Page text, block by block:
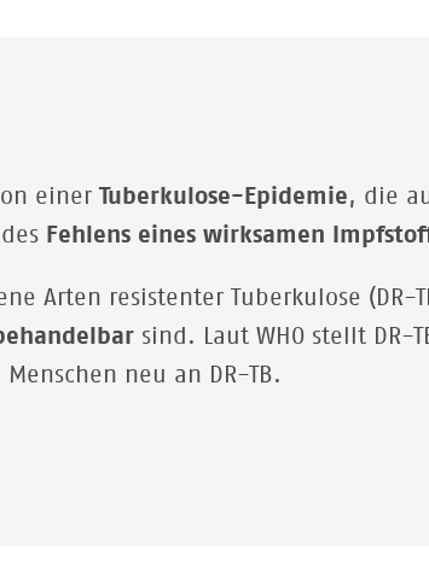
einer Tuberkulose-Epidemie, die
Fehlens eines wirksamen
Arten resistenter Tuberkulose (DR-
sind. Laut WHO stellt
neu an DR-TB.